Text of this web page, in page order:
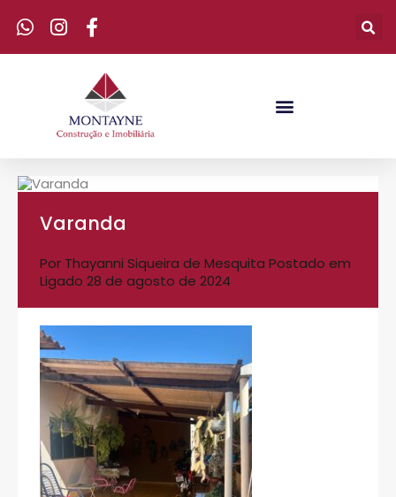
Varanda
Por Thayanni Siqueira de Mesquita Postado em
Ligado 28 de agosto de 2024